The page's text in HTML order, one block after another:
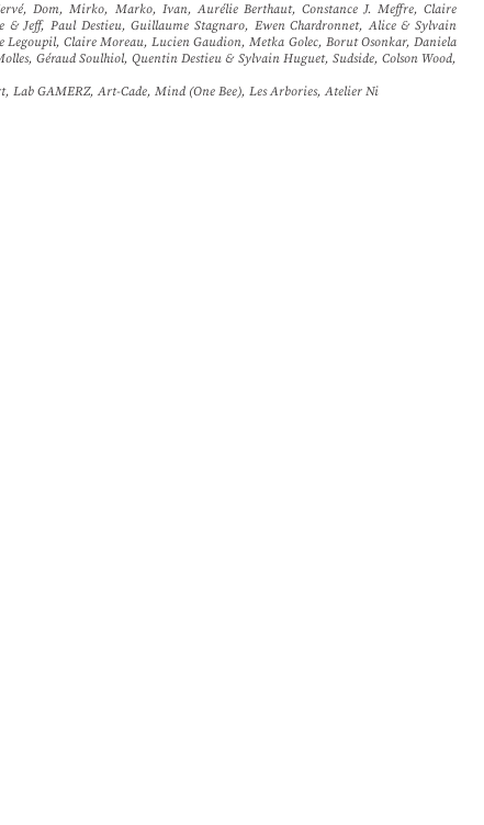
Dom, Mirko, Marko, Ivan, Aurélie Berthaut, Constance J. Meffre, Claire
Jeff, Paul Destieu, Guillaume Stagnaro, Ewen Chardronnet, Alice & Sylvain
Legoupil, Claire Moreau, Lucien Gaudion, Metka Golec, Borut Osonkar, Daniela
Géraud Soulhiol, Quentin Destieu & Sylvain Huguet, Sudside, Colson Wood,
Lab GAMERZ, Art-Cade, Mind (One Bee), Les Arbories, Atelier Ni